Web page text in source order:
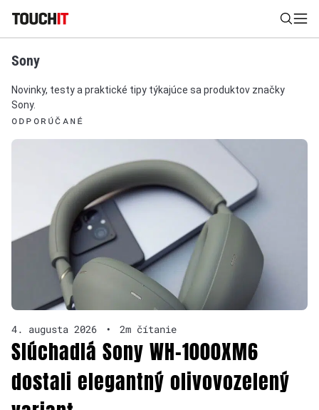
Všetko Recenzie
Zadajte frázu pre vyhľadanie
Sony
Novinky, testy a praktické tipy týkajúce sa produktov značky
Sony.
ODPORÚČANÉ
4. augusta 2026 • 2m čítanie
Slúchadlá Sony WH-1000XM6
dostali elegantný olivovozelený